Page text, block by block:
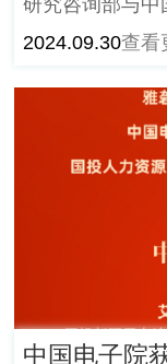
研究咨询部与中
（以下简称，中
动会在京顺利召
2024.09.30查看
中国电子院